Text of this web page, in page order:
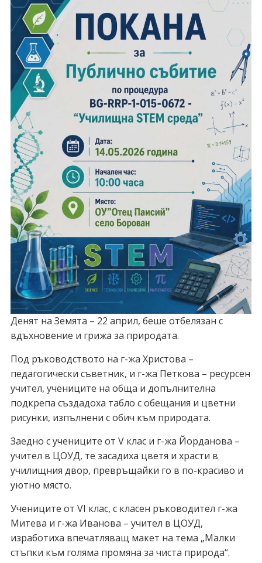
Денят на Земята – 22 април, беше отбелязан с
вдъхновение и грижа за природата.
Под ръководството на г-жа Христова –
педагогически съветник, и г-жа Петкова – ресурсен
учител, учениците на обща и допълнителна
подкрепа създадоха табло с обещания и цветни
рисунки, изпълнени с обич към природата.
Заедно с учениците от V клас и г-жа Йорданова –
учител в ЦОУД, те засадиха цветя и храсти в
училищния двор, превръщайки го в по-красиво и
уютно място.
Учениците от VI клас, с класен ръководител г-жа
Митева и г-жа Иванова – учител в ЦОУД,
изработиха впечатляващ макет на тема „Малки
стъпки към голяма промяна за чиста природа“.